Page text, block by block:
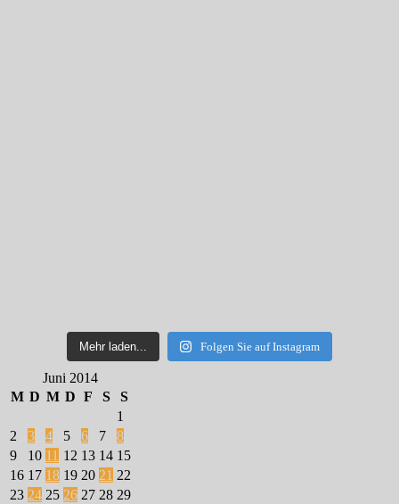
Mehr laden... Folgen Sie auf Instagram
Juni 2014
M D M D F S
S
1
2
3 4 5 6 7
8
9
10 11 12 13 14 15
16 17 18 19 20 21 22
23 24 25 26 27 28 29